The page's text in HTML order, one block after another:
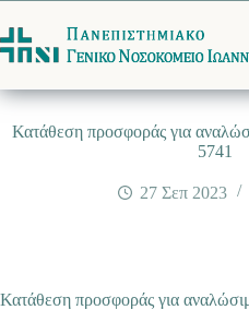
στο
περιεχόμενο
Κατάθεση προσφοράς για
5741
27 Σεπ 2023
Κατάθεση προσφοράς για